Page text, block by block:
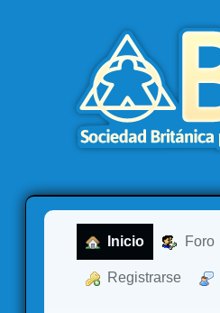
Inicio Foro
Registrarse